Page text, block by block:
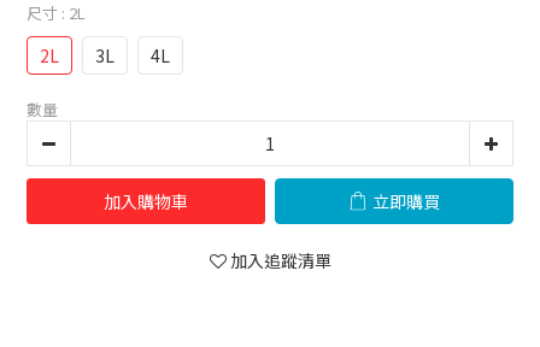
尺寸 : 2L
2L 3L 4L
數量
加入購物車 立即購買
加入追蹤清單